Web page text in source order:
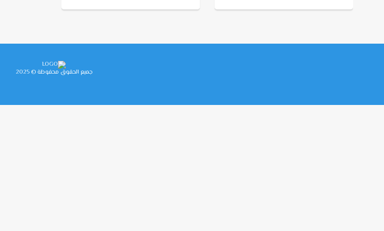
جميع الحقوق محفوظة © 2025